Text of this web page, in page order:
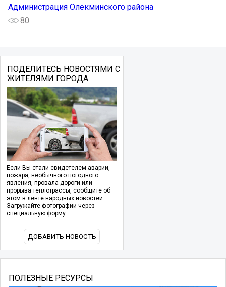
Администрация Олекминского района
80
ПОДЕЛИТЕСЬ НОВОСТЯМИ С
ЖИТЕЛЯМИ ГОРОДА
Если Вы стали свидетелем аварии,
пожара, необычного погодного
явления, провала дороги или
прорыва теплотрассы, сообщите об
этом в ленте народных новостей.
Загружайте фотографии через
специальную форму.
ДОБАВИТЬ НОВОСТЬ
ПОЛЕЗНЫЕ РЕСУРСЫ